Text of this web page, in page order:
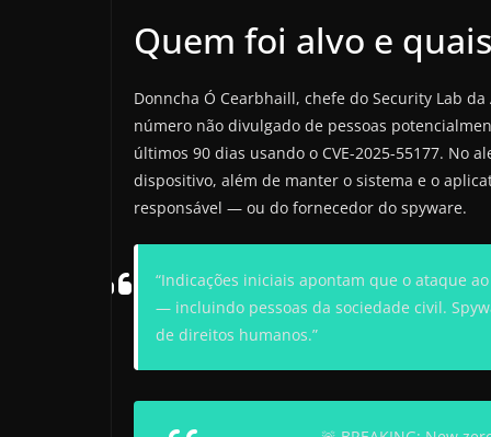
Quem foi alvo e
Donncha Ó Cearbhaill, chefe do Security Lab
número não divulgado de pessoas
últimos 90 dias usando o CVE-2025-55177. No
dispositivo, além de manter o sistema e o
responsável — ou do fornecedor do spyware.
“Indicações iniciais apontam que o ataque
— incluindo pessoas da sociedade civil.
de direitos humanos.”